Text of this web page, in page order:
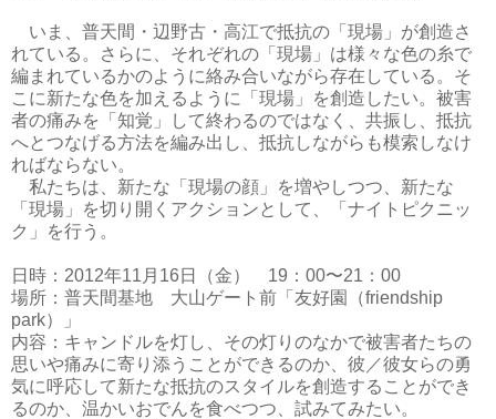
いま、普天間・辺野古・高江で抵抗の「現場」が創造さ
れている。さらに、それぞれの「現場」は様々な色の糸で
編まれているかのように絡み合いながら存在している。そ
こに新たな色を加えるように「現場」を創造したい。被害
者の痛みを「知覚」して終わるのではなく、共振し、抵抗
へとつなげる方法を編み出し、抵抗しながらも模索しなけ
ればならない。
私たちは、新たな「現場の顔」を増やしつつ、新たな
「現場」を切り開くアクションとして、「ナイトピクニッ
ク」を行う。
日時：2012年11月16日（金） 19：00〜21：00
場所：普天間基地 大山ゲート前「友好園（friendship
park）」
内容：キャンドルを灯し、その灯りのなかで被害者たちの
思いや痛みに寄り添うことができるのか、彼／彼女らの勇
気に呼応して新たな抵抗のスタイルを創造することができ
るのか、温かいおでんを食べつつ、試みてみたい。